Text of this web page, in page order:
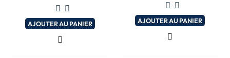
AJOUTER AU PANIER AJOUTER AU PANIER